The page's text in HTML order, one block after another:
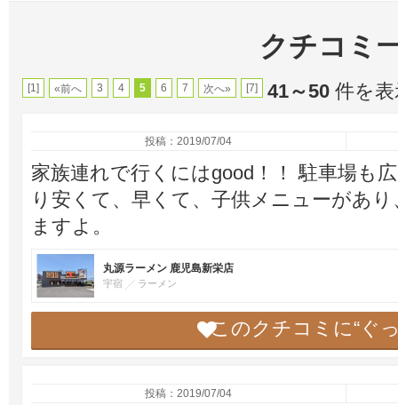
クチコミ
[1] «前へ 3 4 5 6 7 次へ» [7] 41～50 件を
投稿：2019/07/04
家族連れで行くにはgood！！ 駐車場も
り安くて、早くて、子供メニューがあ
ますよ。
丸源ラーメン 鹿児島新栄店
宇宿 ラーメン
このクチコミに“ぐ
投稿：2019/07/04